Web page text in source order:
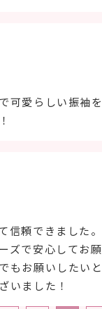
可愛らしい振袖を
信頼できました。
ズで安心してお願
もお願いしたいと
いました！